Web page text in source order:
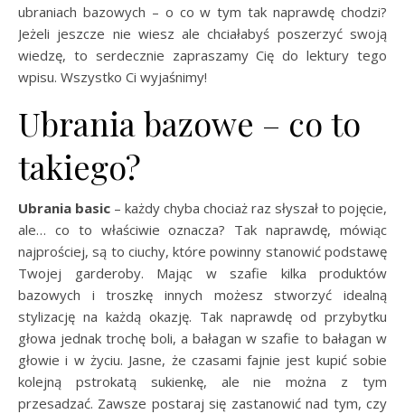
ubraniach bazowych – o co w tym tak naprawdę chodzi?
Jeżeli jeszcze nie wiesz ale chciałabyś poszerzyć swoją
wiedzę, to serdecznie zapraszamy Cię do lektury tego
wpisu. Wszystko Ci wyjaśnimy!
Ubrania bazowe – co to
takiego?
Ubrania basic – każdy chyba chociaż raz słyszał to pojęcie,
ale… co to właściwie oznacza? Tak naprawdę, mówiąc
najprościej, są to ciuchy, które powinny stanowić podstawę
Twojej garderoby. Mając w szafie kilka produktów
bazowych i troszkę innych możesz stworzyć idealną
stylizację na każdą okazję. Tak naprawdę od przybytku
głowa jednak trochę boli, a bałagan w szafie to bałagan w
głowie i w życiu. Jasne, że czasami fajnie jest kupić sobie
kolejną pstrokatą sukienkę, ale nie można z tym
przesadzać. Zawsze postaraj się zastanowić nad tym, czy